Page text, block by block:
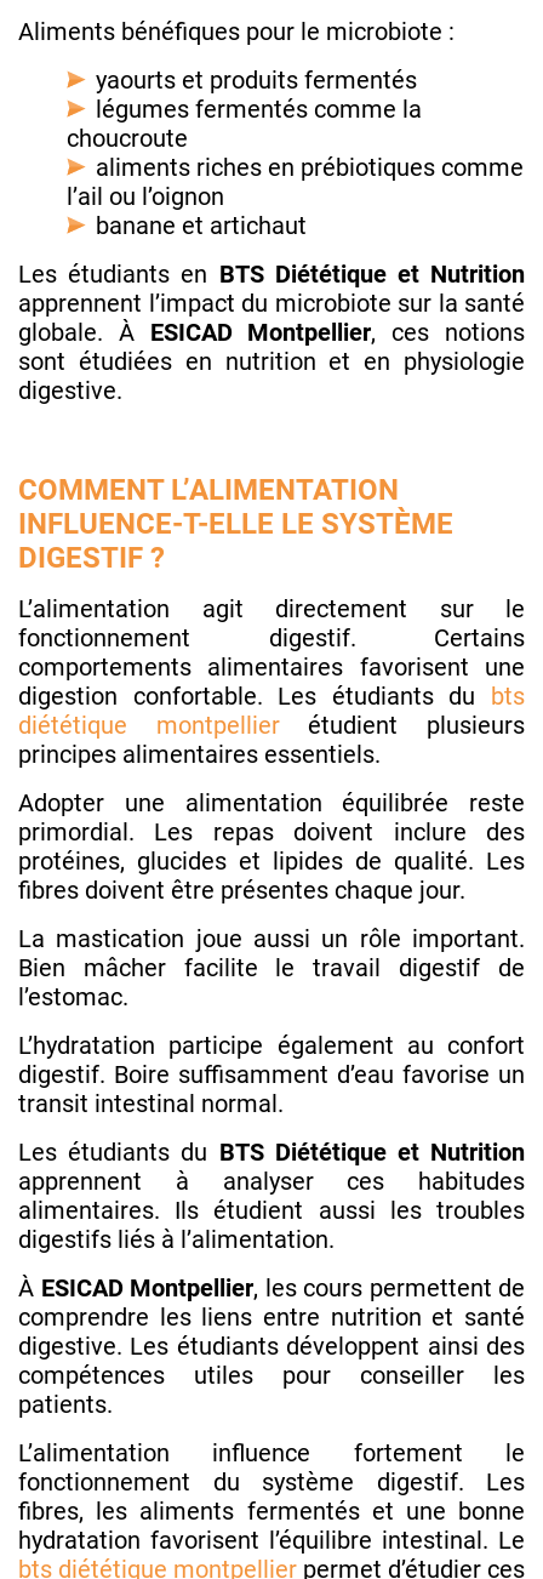
Aliments bénéfiques pour le microbiote :
yaourts et produits fermentés
légumes fermentés comme la
choucroute
aliments riches en prébiotiques comme
l’ail ou l’oignon
banane et artichaut
Les étudiants en BTS Diététique et Nutrition
apprennent l’impact du microbiote sur la santé
globale. À ESICAD Montpellier, ces notions
sont étudiées en nutrition et en physiologie
digestive.
COMMENT L’ALIMENTATION
INFLUENCE-T-ELLE LE SYSTÈME
DIGESTIF ?
L’alimentation agit directement sur le
fonctionnement digestif. Certains
comportements alimentaires favorisent une
digestion confortable. Les étudiants du bts
diététique montpellierétudient plusieurs
principes alimentaires essentiels.
Adopter une alimentation équilibrée reste
primordial. Les repas doivent inclure des
protéines, glucides et lipides de qualité. Les
fibres doivent être présentes chaque jour.
La mastication joue aussi un rôle important.
Bien mâcher facilite le travail digestif de
l’estomac.
L’hydratation participe également au confort
digestif. Boire suffisamment d’eau favorise un
transit intestinal normal.
Les étudiants du BTS Diététique et Nutrition
apprennent à analyser ces habitudes
alimentaires. Ils étudient aussi les troubles
digestifs liés à l’alimentation.
À ESICAD Montpellier, les cours permettent de
comprendre les liens entre nutrition et santé
digestive. Les étudiants développent ainsi des
compétences utiles pour conseiller les
patients.
L’alimentation influence fortement le
fonctionnement du système digestif. Les
fibres, les aliments fermentés et une bonne
hydratation favorisent l’équilibre intestinal. Le
bts diététique montpellier permet d’étudier ces